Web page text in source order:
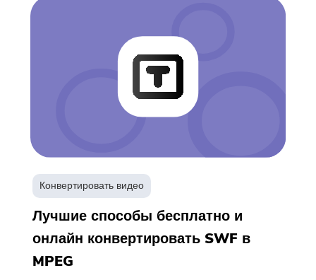
Конвертировать видео
Лучшие способы бесплатно и
онлайн конвертировать SWF в
MPEG